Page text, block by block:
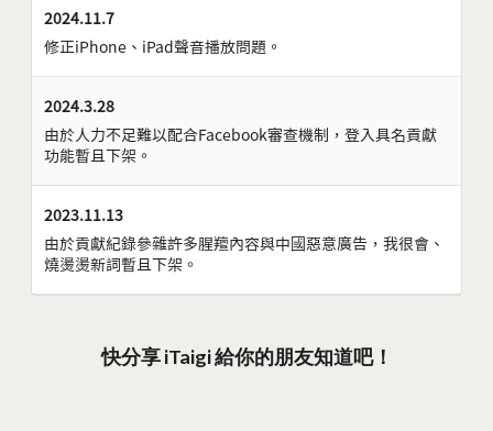
2024.11.7
修正iPhone、iPad聲音播放問題。
2024.3.28
由於人力不足難以配合Facebook審查機制，登入具名貢獻
功能暫且下架。
2023.11.13
由於貢獻紀錄參雜許多腥羶內容與中國惡意廣告，我很會、
燒燙燙新詞暫且下架。
快分享 iTaigi 給你的朋友知道吧！